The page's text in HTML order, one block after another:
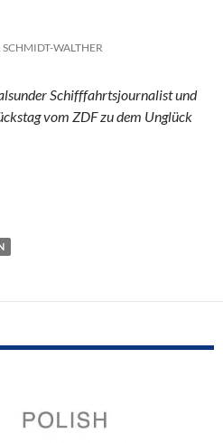
SCHMIDT-WALTHER
Schifffahrtsjournalist und
vom ZDF zu dem Unglück
zur COSTA